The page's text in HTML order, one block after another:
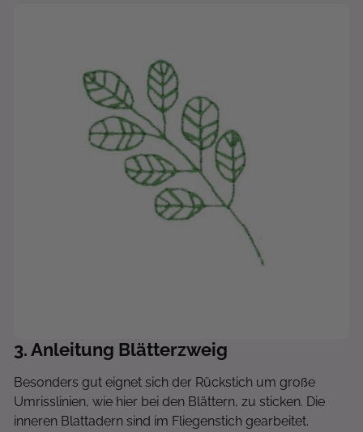
3. Anleitung Blätterzweig
Besonders gut eignet sich der Rückstich um große
Umrisslinien, wie hier bei den Blättern, zu sticken. Die
inneren Blattadern sind im Fliegenstich gearbeitet.